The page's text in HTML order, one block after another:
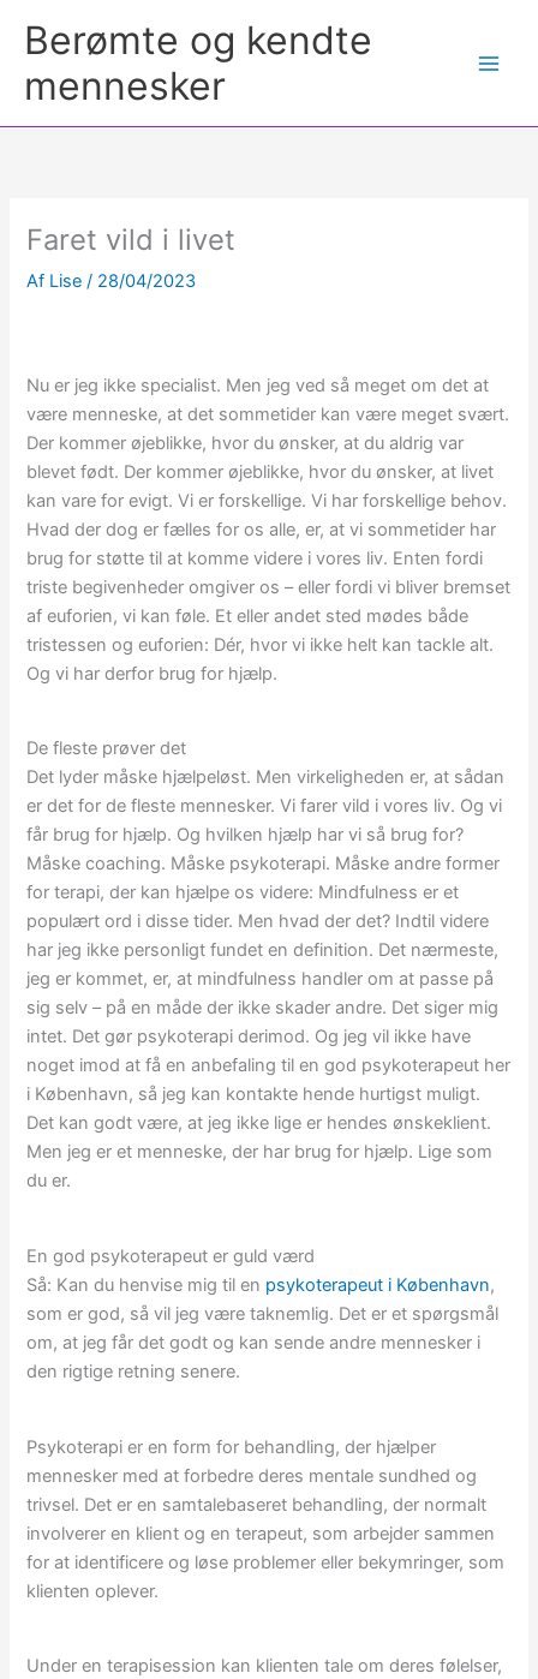
Berømte og kendte
mennesker
Faret vild i livet
Af Lise/ 28/04/2023
Nu er jeg ikke specialist. Men jeg ved så meget om det at
være menneske, at det sommetider kan være meget svært.
Der kommer øjeblikke, hvor du ønsker, at du aldrig var
blevet født. Der kommer øjeblikke, hvor du ønsker, at livet
kan vare for evigt. Vi er forskellige. Vi har forskellige behov.
Hvad der dog er fælles for os alle, er, at vi sommetider har
brug for støtte til at komme videre i vores liv. Enten fordi
triste begivenheder omgiver os – eller fordi vi bliver bremset
af euforien, vi kan føle. Et eller andet sted mødes både
tristessen og euforien: Dér, hvor vi ikke helt kan tackle alt.
Og vi har derfor brug for hjælp.
De fleste prøver det
Det lyder måske hjælpeløst. Men virkeligheden er, at sådan
er det for de fleste mennesker. Vi farer vild i vores liv. Og vi
får brug for hjælp. Og hvilken hjælp har vi så brug for?
Måske coaching. Måske psykoterapi. Måske andre former
for terapi, der kan hjælpe os videre: Mindfulness er et
populært ord i disse tider. Men hvad der det? Indtil videre
har jeg ikke personligt fundet en definition. Det nærmeste,
jeg er kommet, er, at mindfulness handler om at passe på
sig selv – på en måde der ikke skader andre. Det siger mig
intet. Det gør psykoterapi derimod. Og jeg vil ikke have
noget imod at få en anbefaling til en god psykoterapeut her
i København, så jeg kan kontakte hende hurtigst muligt.
Det kan godt være, at jeg ikke lige er hendes ønskeklient.
Men jeg er et menneske, der har brug for hjælp. Lige som
du er.
En god psykoterapeut er guld værd
Så: Kan du henvise mig til en psykoterapeut i København,
som er god, så vil jeg være taknemlig. Det er et spørgsmål
om, at jeg får det godt og kan sende andre mennesker i
den rigtige retning senere.
Psykoterapi er en form for behandling, der hjælper
mennesker med at forbedre deres mentale sundhed og
trivsel. Det er en samtalebaseret behandling, der normalt
involverer en klient og en terapeut, som arbejder sammen
for at identificere og løse problemer eller bekymringer, som
klienten oplever.
Under en terapisession kan klienten tale om deres følelser,